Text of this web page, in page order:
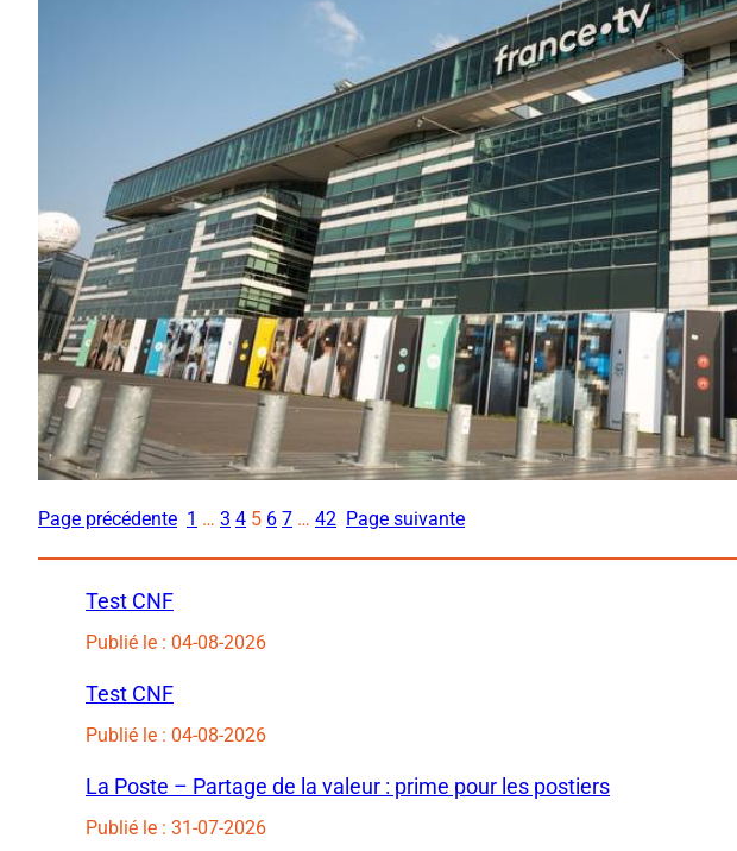
Page précédente 1 … 3 4 5 6 7 … 42 Page suivante
Test CNF
Publié le : 04-08-2026
Test CNF
Publié le : 04-08-2026
La Poste – Partage de la valeur : prime pour les postiers
Publié le : 31-07-2026